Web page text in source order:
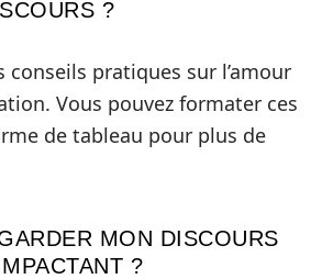
?
conseils pratiques sur l’amour
Vous pouvez formater ces
de tableau pour plus de
MON DISCOURS
?